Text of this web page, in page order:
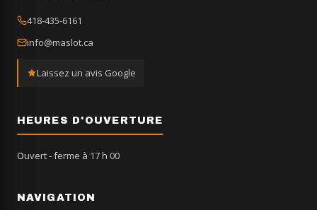
418-435-6161
info@maslot.ca
Laissez un avis Google
HEURES D'OUVERTURE
Ouvert- ferme à 17 h 00
NAVIGATION